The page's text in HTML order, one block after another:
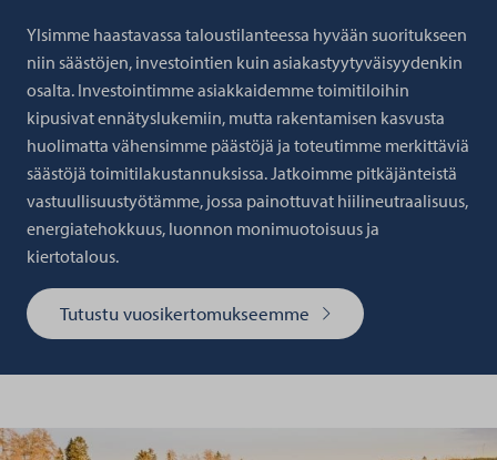
Ylsimme haastavassa taloustilanteessa hyvään suoritukseen
niin säästöjen, investointien kuin asiakastyytyväisyydenkin
osalta. Investointimme asiakkaidemme toimitiloihin
kipusivat ennätyslukemiin, mutta rakentamisen kasvusta
huolimatta vähensimme päästöjä ja toteutimme merkittäviä
säästöjä toimitilakustannuksissa. Jatkoimme pitkäjänteistä
vastuullisuustyötämme, jossa painottuvat hiilineutraalisuus,
energiatehokkuus, luonnon monimuotoisuus ja
kiertotalous.
Tutustu vuosikertomukseemme